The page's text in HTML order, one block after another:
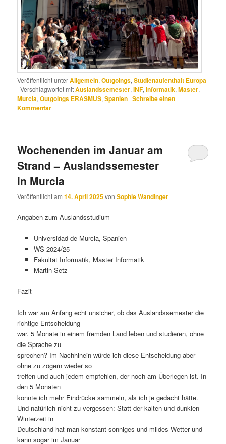
Veröffentlicht unterAllgemein,Outgoings,Studienaufenthalt Europa
|Verschlagwortet mitAuslandssemester,INF,Informatik,Master,
Murcia,Outgoings ERASMUS,Spanien |Schreibe einen
Kommentar
Wochenenden im Januar am
Strand – Auslandssemester
in Murcia
Veröffentlicht am14. April 2025vonSophie Wandinger
Angaben zum Auslandsstudium
Universidad de Murcia, Spanien
WS 2024/25
Fakultät Informatik, Master Informatik
Martin Setz
Fazit
Ich war am Anfang echt unsicher, ob das Auslandssemester die
richtige Entscheidung
war. 5 Monate in einem fremden Land leben und studieren, ohne
die Sprache zu
sprechen? Im Nachhinein würde ich diese Entscheidung aber
ohne zu zögern wieder so
treffen und auch jedem empfehlen, der noch am Überlegen ist. In
den 5 Monaten
konnte ich mehr Eindrücke sammeln, als ich je gedacht hätte.
Und natürlich nicht zu vergessen: Statt der kalten und dunklen
Winterzeit in
Deutschland hat man konstant sonniges und mildes Wetter und
kann sogar im Januar